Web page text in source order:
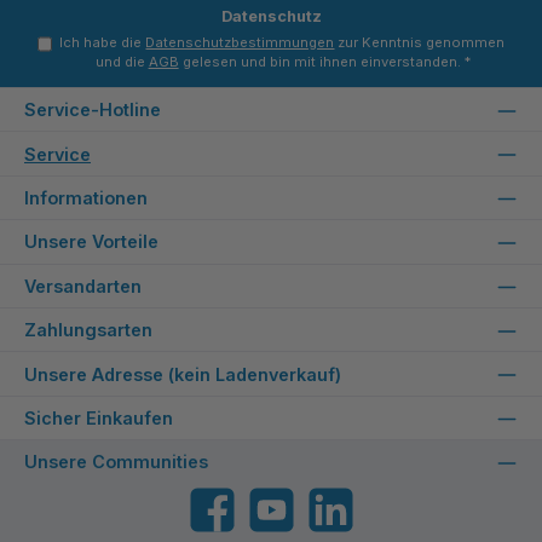
Datenschutz
Ich habe die Datenschutzbestimmungen zur Kenntnis genommen
und die AGB gelesen und bin mit ihnen einverstanden. *
Service-Hotline
Service
Informationen
Unsere Vorteile
Versandarten
Zahlungsarten
Unsere Adresse (kein Ladenverkauf)
Sicher Einkaufen
Unsere Communities
FacebookYouTube